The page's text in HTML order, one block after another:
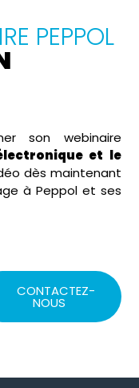
PEPPOL
son webinaire
et le
dès maintenant
à Peppol et ses
CONTACTEZ-
NOUS